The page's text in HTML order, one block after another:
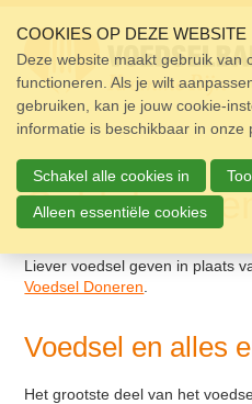
links
over
Spring
naar
de
Spring
naar
de
inhoud
Geld
Liever voedsel geven in plaats
Voedsel Doneren.
Voedsel en alles
Het grootste deel van het
Home
Pakket
Geld
Over
Nieuws
COOKIES OP DEZE WEBSITE
Deze website maakt gebruik van
functioneren. Als je wilt
gebruiken, kan je jouw cookie-
informatie is beschikbaar in onze
Schakel alle cookies in
Alleen essentiële cookies